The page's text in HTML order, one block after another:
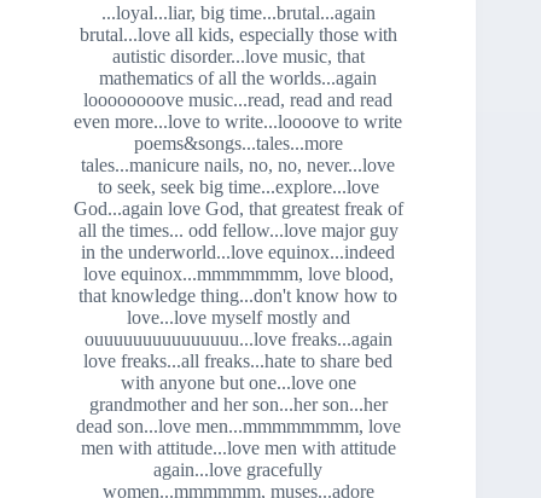
...loyal...liar, big time...brutal...again
brutal...love all kids, especially those with
autistic disorder...love music, that
mathematics of all the worlds...again
loooooooove music...read, read and read
even more...love to write...loooove to write
poems&songs...tales...more
tales...manicure nails, no, no, never...love
to seek, seek big time...explore...love
God...again love God, that greatest freak of
all the times... odd fellow...love major guy
in the underworld...love equinox...indeed
love equinox...mmmmmmm, love blood,
that knowledge thing...don't know how to
love...love myself mostly and
ouuuuuuuuuuuuuuu...love freaks...again
love freaks...all freaks...hate to share bed
with anyone but one...love one
grandmother and her son...her son...her
dead son...love men...mmmmmmmm, love
men with attitude...love men with attitude
again...love gracefully
women...mmmmmm, muses...adore